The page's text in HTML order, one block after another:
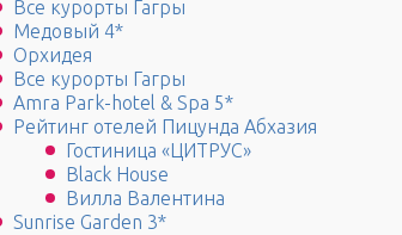
Все курорты Гагры
Медовый 4*
Орхидея
Все курорты Гагры
Amra Park-hotel & Spa 5*
Рейтинг отелей Пицунда Абхазия
Гостиница «ЦИТРУС»
Black House
Вилла Валентина
Sunrise Garden 3*